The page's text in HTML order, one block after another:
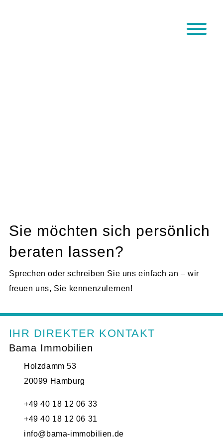
Sie möchten sich persönlich
beraten lassen?
Sprechen oder schreiben Sie uns einfach an – wir
freuen uns, Sie kennenzulernen!
IHR DIREKTER KONTAKT
Bama Immobilien
Holzdamm 53
20099 Hamburg
+49 40 18 12 06 33
+49 40 18 12 06 31
info@bama-immobilien.de